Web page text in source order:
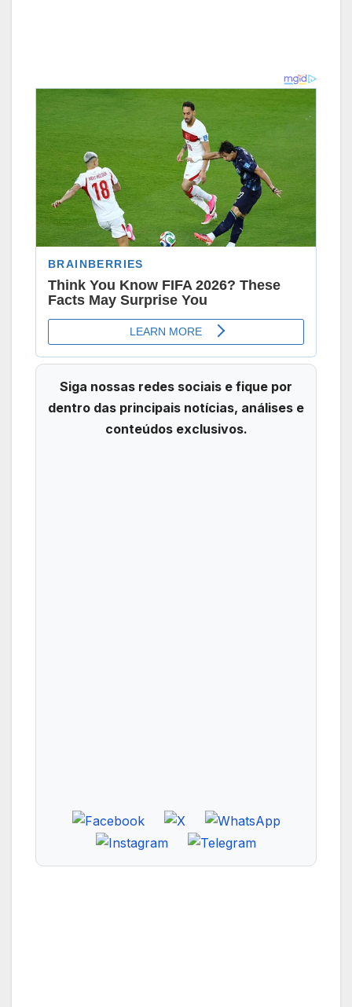
Siga nossas redes sociais e fique por
dentro das principais notícias, análises e
conteúdos exclusivos.